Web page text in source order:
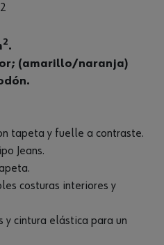
2.
(amarillo/naranja)
tapeta y fuelle a contraste.
Jeans.
costuras interiores y
y cintura elástica para un